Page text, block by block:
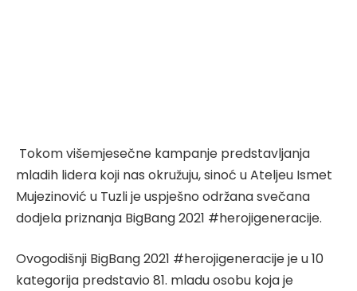
Tokom višemjesečne kampanje predstavljanja
mladih lidera koji nas okružuju, sinoć u Ateljeu Ismet
Mujezinović u Tuzli je uspješno održana svečana
dodjela priznanja BigBang 2021 #herojigeneracije.
Ovogodišnji BigBang 2021 #herojigeneracije je u 10
kategorija predstavio 81. mladu osobu koja je